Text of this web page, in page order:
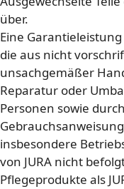
über.
Eine
die aus nicht
unsachgemäßer
Reparatur oder
Personen sowie
insbesondere
von JURA nicht
Pflegeprodukte als